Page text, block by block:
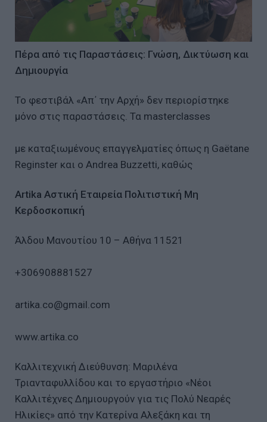
Πέρα από τις Παραστάσεις: Γνώση, Δικτύωση και
Δημιουργία
Το φεστιβάλ «Απ΄ την Αρχή» δεν περιορίστηκε
μόνο στις παραστάσεις. Τα masterclasses
με καταξιωμένους επαγγελματίες όπως η Gaëtane
Reginster και ο Andrea Buzzetti, καθώς
Artika Αστική Εταιρεία Πολιτιστική Μη
Κερδοσκοπική
Άλδου Μανουτίου 10 – Αθήνα 11521
+306908881527
artika.co@gmail.com
www.artika.co
Καλλιτεχνική Διεύθυνση: Μαριλένα
Τριανταφυλλίδου και το εργαστήριο «Νέοι
Καλλιτέχνες Δημιουργούν για τις Πολύ Νεαρές
Ηλικίες» από την Κατερίνα Αλεξάκη και τη